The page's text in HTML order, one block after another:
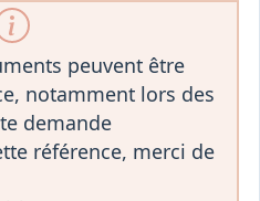
peuvent être
notamment lors des
demande
référence, merci de